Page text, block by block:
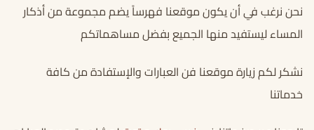
نحن نرغب في أن يكون موقعنا فهرساً يضم مجموعة من أذكار
المساء ليستفيد منها الجميع بفضل مساهماتكم
نشكر لكم زيارة موقعنا فن العبارات والإستفادة من كافة
خدماتنا